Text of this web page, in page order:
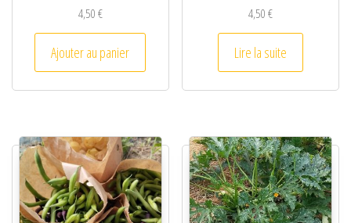
4,50€
Ajouter au panier
4,50€
Lire la suite